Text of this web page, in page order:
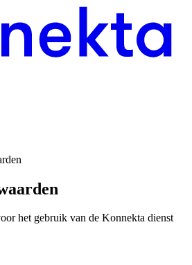
het gebruik van de Konnekta dienst